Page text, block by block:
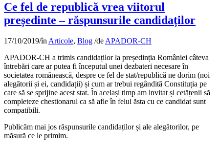
Ce fel de republică vrea viitorul
președinte – răspunsurile candidaților
17/10/2019/în Articole, Blog /de APADOR-CH
APADOR-CH a trimis candidaților la președinția României câteva
întrebări care ar putea fi începutul unei dezbateri necesare în
societatea românească, despre ce fel de stat/republică ne dorim (noi
alegătorii și ei, candidații) și cum ar trebui regândită Constituția pe
care să se sprijine acest stat. În același timp am invitat și cetățenii să
completeze chestionarul ca să afle în felul ăsta cu ce candidat sunt
compatibili.
Publicăm mai jos răspunsurile candidaților și ale alegătorilor, pe
măsură ce le primim.